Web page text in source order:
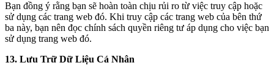
Bạn đồng ý rằng bạn sẽ hoàn toàn chịu rủi ro từ việc truy cập hoặc
sử dụng các trang web đó. Khi truy cập các trang web của bên thứ
ba này, bạn nên đọc chính sách quyền riêng tư áp dụng cho việc bạn
sử dụng trang web đó.
13. Lưu Trữ Dữ Liệu Cá Nhân